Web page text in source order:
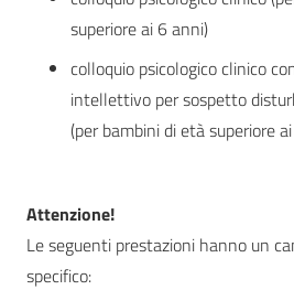
superiore ai 6 anni)
colloquio psicologico clinico
intellettivo per sospetto
(per bambini di età superiore
Attenzione!
Le seguenti prestazioni hanno un
specifico: